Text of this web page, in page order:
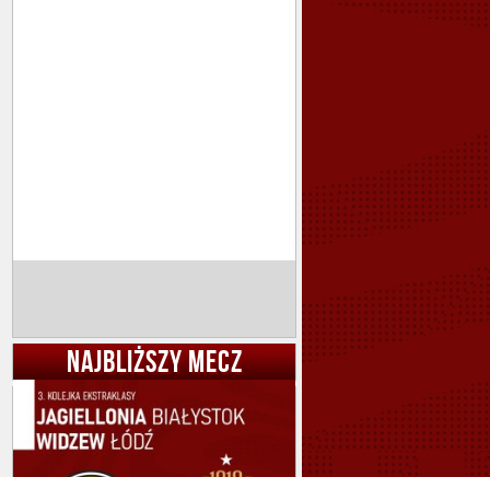
NAJBLIŻSZY MECZ